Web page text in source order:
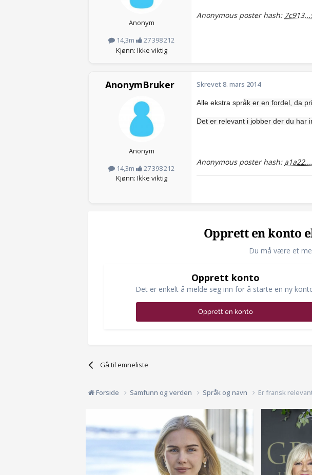
Anonym
14,3m
27 398 212
Kjønn: Ikke viktig
Anonymous poster hash:
AnonymBruker
Anonym
14,3m
27 398 212
Kjønn: Ikke viktig
Skrevet8. mars 2014
Alle ekstra språk er en fordel, da
Det er relevant i jobber der du har
Anonymous poster hash:
Opprett en konto
Du må være et
Opprett konto
Det er enkelt å melde seg inn for å starte en ny
Opprett en konto
Gå til emneliste
Forside Samfunn og verden Språk og navn Er fransk